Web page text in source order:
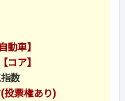
動車】
【コア】
数
投票権あり)